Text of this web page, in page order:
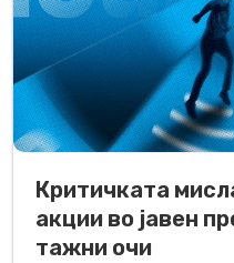
Критичката
акции во јавен
тажни очи